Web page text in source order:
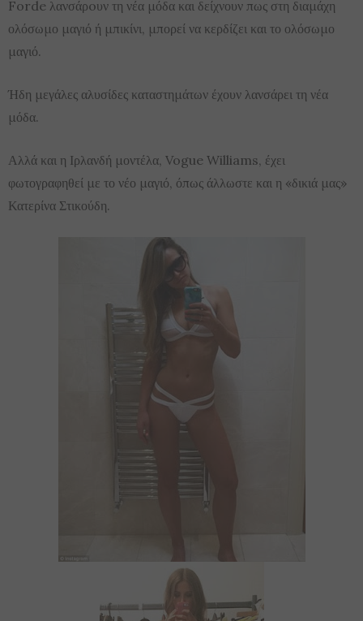
Forde λανσάρoυν τη νέα μόδα και δείχνουν πως στη διαμάχη
ολόσωμο μαγιό ή μπικίνι, μπορεί να κερδίζει και το ολόσωμο
μαγιό.
Ήδη μεγάλες αλυσίδες καταστημάτων έχουν λανσάρει τη νέα
μόδα.
Αλλά και η Ιρλανδή μοντέλα, Vogue Williams, έχει
φωτογραφηθεί με το νέο μαγιό, όπως άλλωστε και η «δικιά μας»
Κατερίνα Στικούδη.